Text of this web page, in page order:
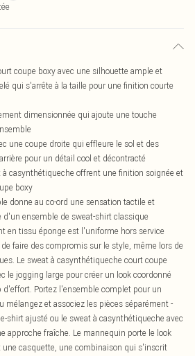
coupe boxy avec une silhouette ample et
qui s'arrête à la taille pour une finition courte
dimensionnée qui ajoute une touche
une coupe droite qui effleure le sol et des
pour un détail cool et décontracté
à casynthétiqueche offrent une finition soignée et
boxy
donne au co-ord une sensation tactile et
ensemble de sweat-shirt classique
en tissu éponge est l'uniforme hors service
faire des compromis sur le style, même lors de
Le sweat à casynthétiqueche court coupe
le jogging large pour créer un look coordonné
Portez l'ensemble complet pour un
mélangez et associez les pièces séparément -
shirt ajusté ou le sweat à casynthétiqueche avec
approche fraîche. Le mannequin porte le look
une casquette, une combinaison qui s'inscrit